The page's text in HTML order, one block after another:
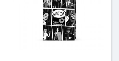
Материал